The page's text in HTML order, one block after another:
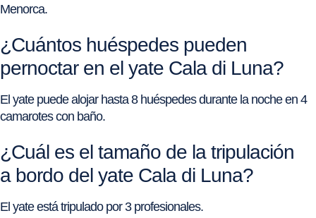
Menorca.
¿Cuántos huéspedes pueden
pernoctar en el yate Cala di Luna?
El yate puede alojar hasta 8 huéspedes durante la noche en 4
camarotes con baño.
¿Cuál es el tamaño de la tripulación
a bordo del yate Cala di Luna?
El yate está tripulado por 3 profesionales.